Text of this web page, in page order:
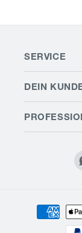
SERVICE
DEIN